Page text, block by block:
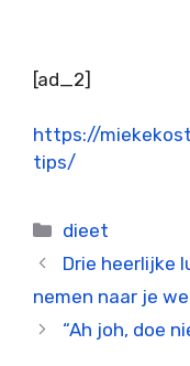
[ad_2]
https://
tips/
Categorieën
dieet
Drie heerlijke
nemen naar je
“Ah joh, doe